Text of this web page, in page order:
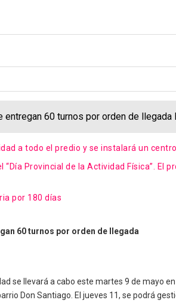
60 turnos por orden de
a todo el predio y se instalará un
Provincial de la Actividad Física”.
por 180 días
60 turnos por orden de llegada
se llevará a cabo este martes 9 de mayo
Don Santiago. El jueves 11, se podrá